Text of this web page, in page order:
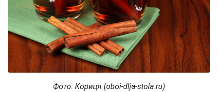
Фото: Кориця (oboi-dlja-stola.ru)